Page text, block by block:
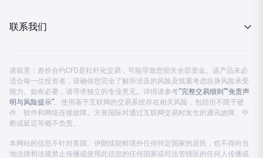
金市快讯
投资月刊
关于我们
监管认证
公司公告
公司账户
联络我们
联系我们
中国大陆：4001203582
中国香港及海外：+852 37596888
请留意：差价合约CFD是杠杆化交易，可能导致您损失全部资金。该产品未必
适合每一位投资者，请确保您完全了解所涉及的风险及慎重考虑自身风险承受
能力。如有必要，请寻求独立的专业意见。详情请参考“完整交易细则”“免责声
明与风险提示” 。使用基于互联网的交易系统存在相关风险，包括但不限于硬
件、软件和网络连接故障。天誉国际对通过互联网交易时发生的通讯故障、中
断或延迟等概不负责。
本网站的信息不针对美国、伊朗或朝鲜境外任何特定国家的居民，也不得向当
地法律和法规禁止传播或使用此信息的任何国家或司法管辖区的任何人传播或